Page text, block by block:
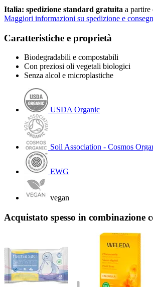
Italia: spedizione standard gratuita a partire
Maggiori informazioni su spedizione e
Caratteristiche e proprietà
Biodegradabili e compostabili
Con preziosi oli vegetali biologici
Senza alcol e microplastiche
USDA Organic
Soil Association - Cosmos
EWG
vegan
Acquistato spesso in combinazione